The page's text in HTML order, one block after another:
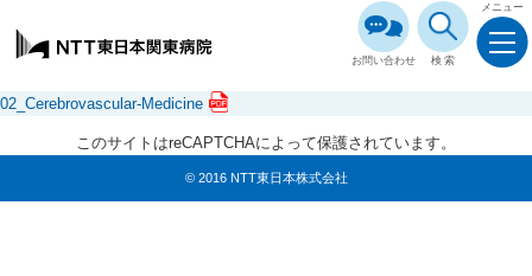
お問い合わせ 検索
メニュー
02_Cerebrovascular-Medicine
このサイトはreCAPTCHAによって保護されています。
© 2016 NTT東日本株式会社